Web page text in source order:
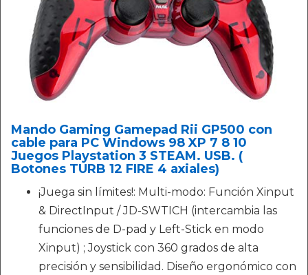
Mando Gaming Gamepad Rii GP500 con
cable para PC Windows 98 XP 7 8 10
Juegos Playstation 3 STEAM. USB. (
Botones TURB 12 FIRE 4 axiales)
¡Juega sin límites!: Multi-modo: Función Xinput
& DirectInput / JD-SWTICH (intercambia las
funciones de D-pad y Left-Stick en modo
Xinput) ; Joystick con 360 grados de alta
precisión y sensibilidad. Diseño ergonómico con